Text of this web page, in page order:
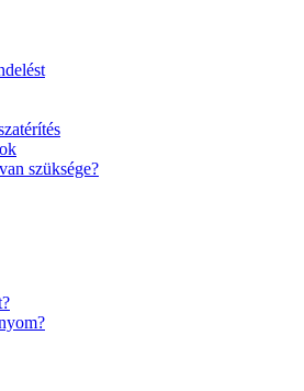
szüksége?